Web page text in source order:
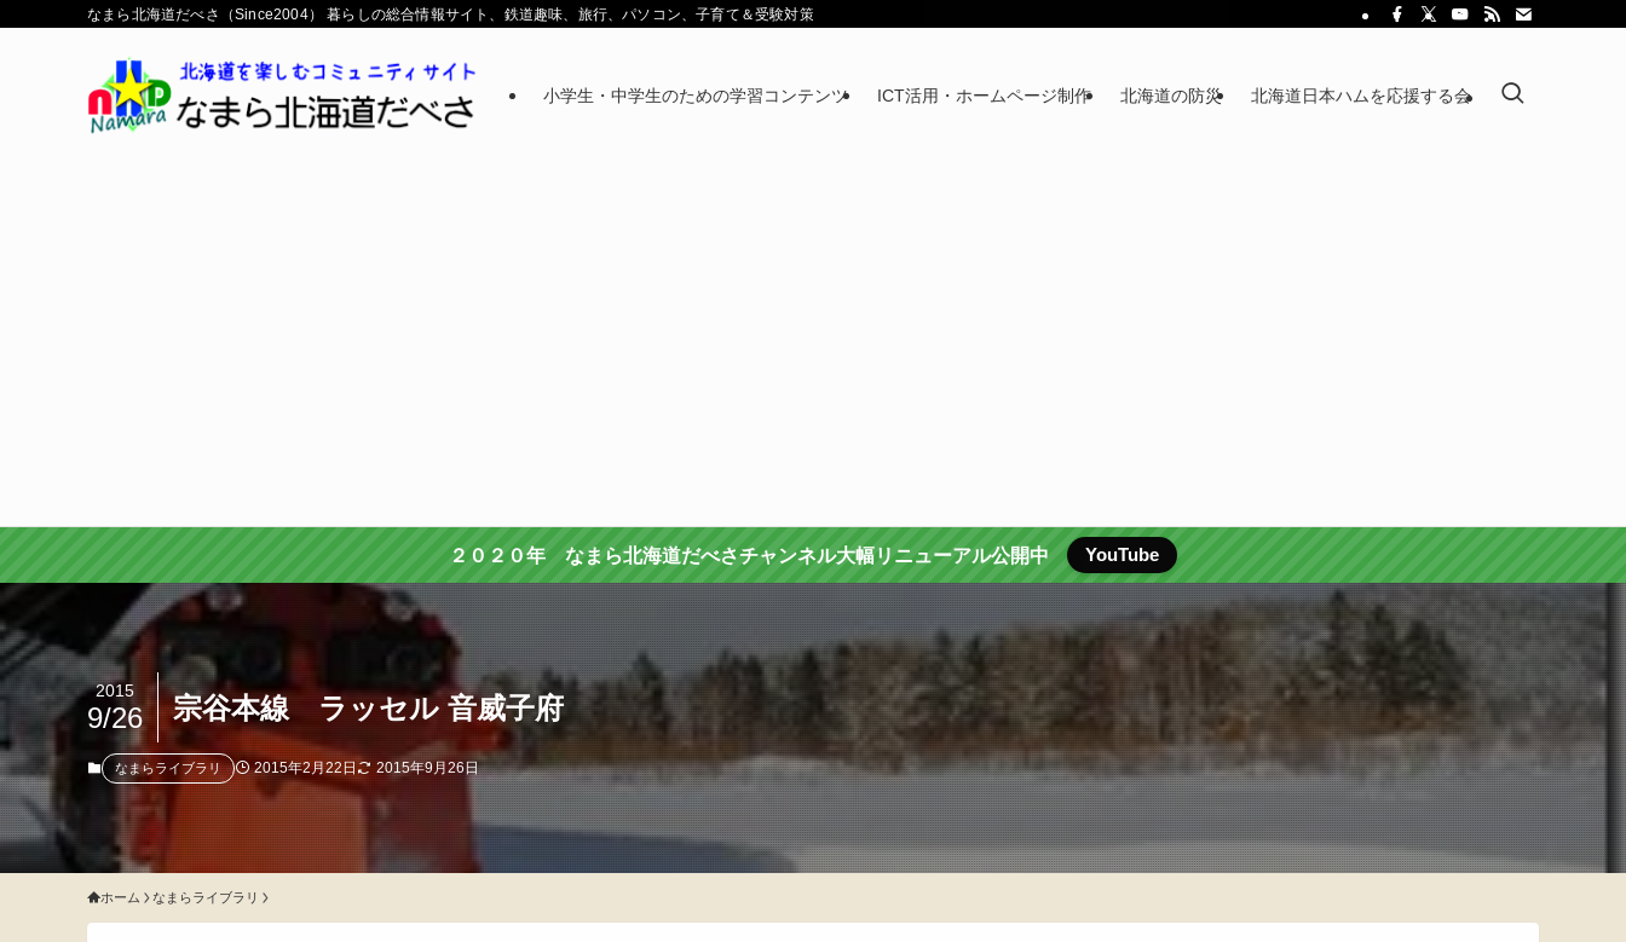
なまら北海道だべさ（Since2004） 暮らしの総合情報サイト、鉄道趣味、旅行、パソコン、子育て＆受験対策
小学生・中学生のための学習コンテンツ ICT活用・ホームページ制作 北海道の防災 北海道日本ハムを応援する会
２０２０年 なまら北海道だべさチャンネル大幅リニューアル公開中 YouTube
宗谷本線 ラッセル 音威子府
2015
9/26
なまらライブラリ 2015年2月22日 2015年9月26日
ホーム なまらライブラリ